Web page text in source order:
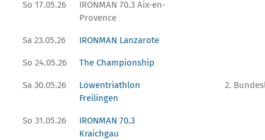
So 17.05.26
IRONMAN 70.3 Aix-en-
Provence
Sa 23.05.26 IRONMAN Lanzarote
So 24.05.26 The Championship
Sa 30.05.26
Löwentriathlon
Freilingen
2.
So 31.05.26
IRONMAN 70.3
Kraichgau